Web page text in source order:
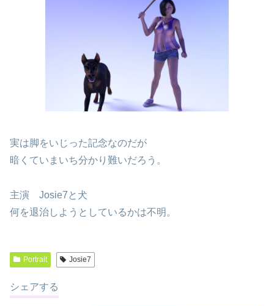
実は脚をいじった記念なのだが
暗くていまいち分かり難いだろう。
主演 Josie7と犬
何を退治しようとしているかは不明。
Portrait Josie7
シェアする